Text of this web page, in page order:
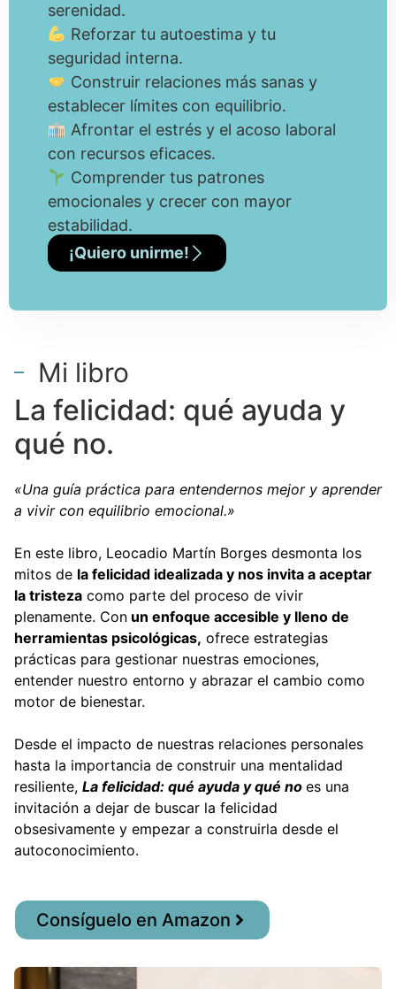
serenidad.
Reforzar tu autoestima y tu
seguridad interna.
Construir relaciones más sanas y
establecer límites con equilibrio.
Afrontar el estrés y el acoso laboral
con recursos eficaces.
Comprender tus patrones
emocionales y crecer con mayor
estabilidad.
¡Quiero unirme!
Mi libro
La felicidad: qué ayuda y
qué no.
«Una guía práctica para entendernos mejor y aprender
a vivir con equilibrio emocional.»
En este libro, Leocadio Martín Borges desmonta los
mitos de la felicidad idealizada y nos invita a aceptar
la tristeza como parte del proceso de vivir
plenamente. Con un enfoque accesible y lleno de
herramientas psicológicas, ofrece estrategias
prácticas para gestionar nuestras emociones,
entender nuestro entorno y abrazar el cambio como
motor de bienestar.
Desde el impacto de nuestras relaciones personales
hasta la importancia de construir una mentalidad
resiliente, La felicidad: qué ayuda y qué no es una
invitación a dejar de buscar la felicidad
obsesivamente y empezar a construirla desde el
autoconocimiento.
Consíguelo en Amazon